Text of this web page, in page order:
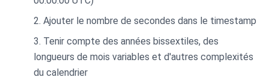
Ajouter le nombre de secondes dans le timestamp
Tenir compte des années bissextiles, des
longueurs de mois variables et d'autres complexités
du calendrier